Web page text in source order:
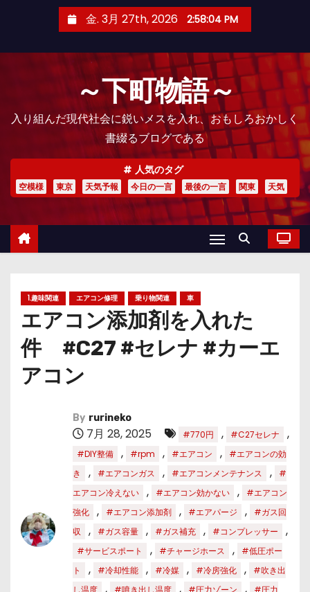
金. 3月 27th, 2026 2:58:06 PM
～下町物語～
入り組んだ現代社会に鋭いメスを入れ、おもしろおかしく
書綴るブログである
人気のタグ
空模様 東京 天気予報 今日の一言 最後の一言 関東 天気
1.趣味関連 エアコン修理 乗り物関連 車
エアコン添加剤を入れた
件 #C27 #セレナ #カーエ
アコン
By rurineko
7月 28, 2025 #770円 , #C27セレナ ,
#DIY整備 , #rpm , #エアコン ,
#エアコンの効
き
, #エアコンガス , #エアコンメンテナンス ,
#
エアコン冷えない
, #エアコン効かない ,
#エアコン
強化
, #エアコン添加剤 , #エアパージ ,
#ガス回
収
, #ガス容量 , #ガス補充 , #コンプレッサー ,
#サービスポート , #チャージホース ,
#低圧ポー
ト
, #冷却性能 , #冷媒 , #冷房強化 ,
#吹き出
し温度
#噴き出し温度 #圧力ゾーン
#圧力